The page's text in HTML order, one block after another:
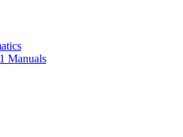
Manuals